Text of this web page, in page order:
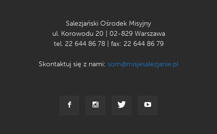
Salezjański Ośrodek Misyjny
ul. Korowodu 20 | 02-829 Warszawa
tel. 22 644 86 78 | fax: 22 644 86 79
Skontaktuj się z nami: som@misjesalezjanie.pl